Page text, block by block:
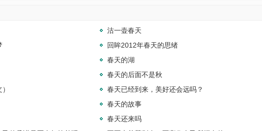
沽一壶春天
回眸2012年春天的思绪
春天的湖
春天的后面不是秋
春天已经到来，美好还会远吗？
春天的故事
春天还来吗